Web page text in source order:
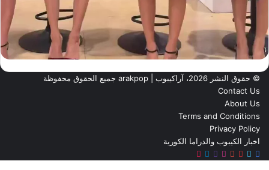
© حقوق النشر 2026، آراكيبوب | ‎arakpop جميع الحقوق محفوظة
Contact Us
About Us
Terms and Conditions
Privacy Policy
اخبار الكيبوب والدراما الكورية
فيسبوك
تويتربينتيريست
يوتيوبانستقرامتيلقرام